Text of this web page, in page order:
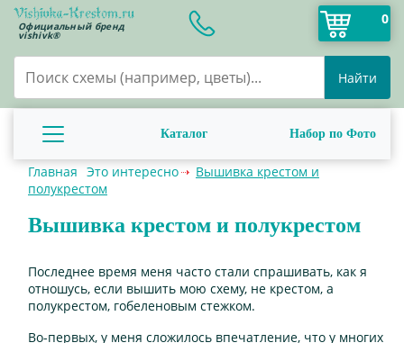
Официальный бренд
vishivk®
0
Найти
Каталог Набор по Фото
Главная Это интересно
Вышивка крестом и
полукрестом
Вышивка крестом и полукрестом
Последнее время меня часто стали спрашивать, как я
отношусь, если вышить мою схему, не крестом, а
полукрестом, гобеленовым стежком.
Во-первых, у меня сложилось впечатление, что у многих